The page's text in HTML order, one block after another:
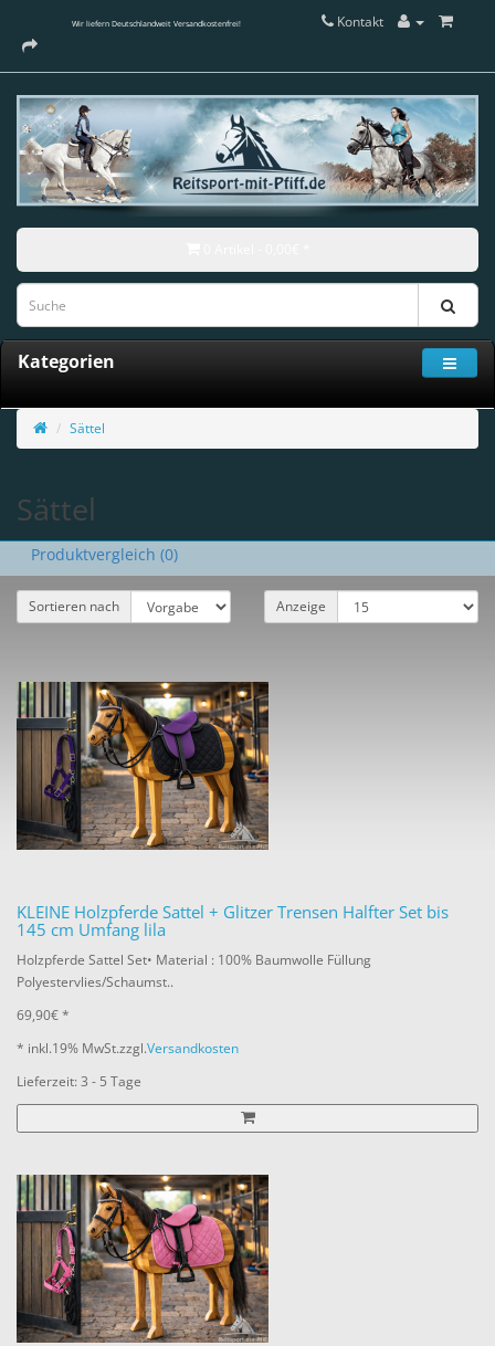
Wir liefern Deutschlandweit Versandkostenfrei! Kontakt
Kategorien
Sättel
Sättel
Produktvergleich (0)
Sortieren nach Anzeige
KLEINE Holzpferde Sattel + Glitzer Trensen Halfter Set bis
145 cm Umfang lila
Holzpferde Sattel Set• Material : 100% Baumwolle Füllung
Polyestervlies/Schaumst..
69,90€ *
* inkl.19% MwSt.zzgl.Versandkosten
Lieferzeit: 3 - 5 Tage